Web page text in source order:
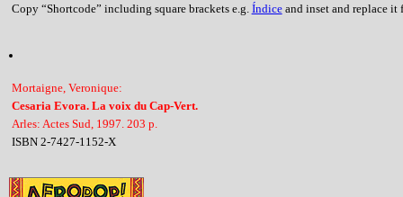
Copy “Shortcode” including square brackets e.g. Índiceand inset and replace it
Mortaigne, Veronique:
Cesaria Evora. La voix du Cap-Vert.
Arles: Actes Sud, 1997. 203 p.
ISBN 2-7427-1152-X